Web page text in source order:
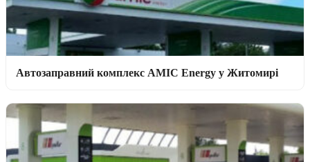
Автозаправний комплекс AMIC Energy у Житомирі